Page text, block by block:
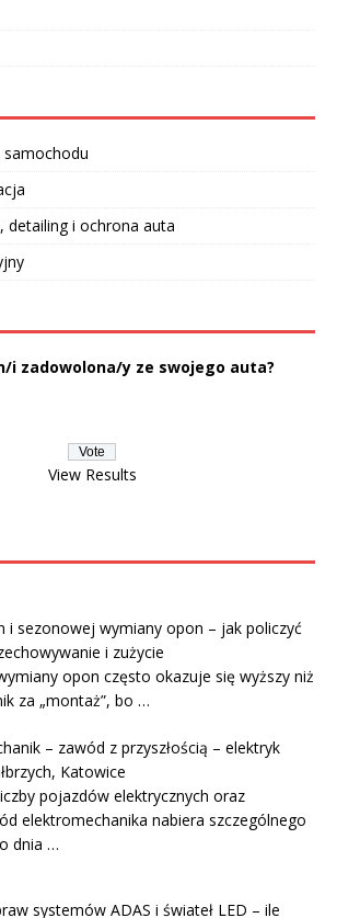
detailing i ochrona auta
i zadowolona/y ze swojego auta?
View Results
i sezonowej wymiany opon – jak policzyć
i zużycie
opon często okazuje się wyższy niż
za „montaż”, bo …
– zawód z przyszłością – elektryk
Katowice
pojazdów elektrycznych oraz
elektromechanika nabiera szczególnego
dnia …
systemów ADAS i świateł LED – ile